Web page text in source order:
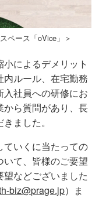
ペース「oVice」＞
によるデメリット
ルール、在宅勤務
社員への研修にお
から質問があり、長
ました。
いくに当たっての
て、皆様のご要望
などございました
biz@prage.jp）ま